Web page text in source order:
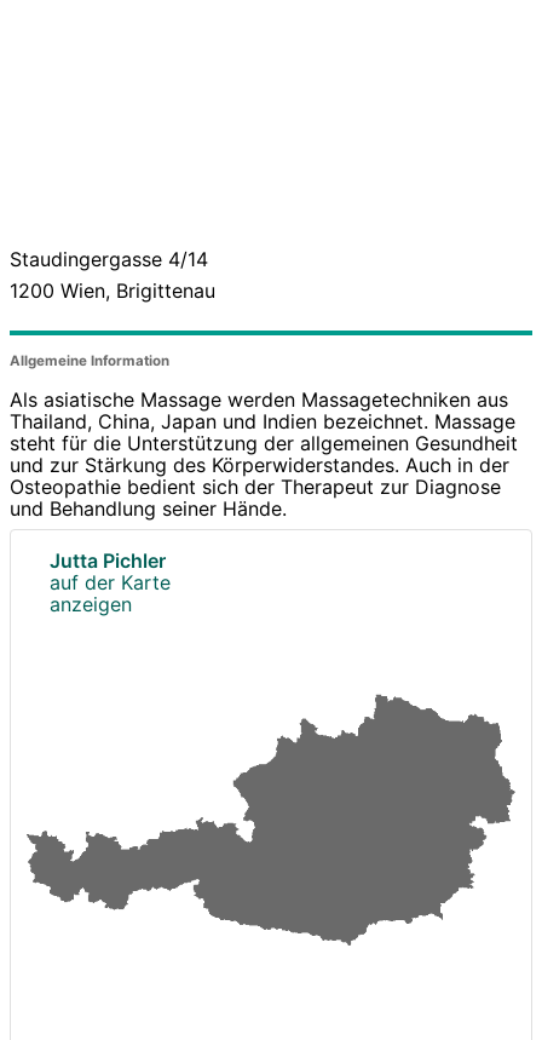
Staudingergasse 4/14
1200 Wien, Brigittenau
Allgemeine Information
Als asiatische Massage werden Massagetechniken aus
Thailand, China, Japan und Indien bezeichnet. Massage
steht für die Unterstützung der allgemeinen Gesundheit
und zur Stärkung des Körperwiderstandes. Auch in der
Osteopathie bedient sich der Therapeut zur Diagnose
und Behandlung seiner Hände.
Jutta Pichler
auf der Karte
anzeigen